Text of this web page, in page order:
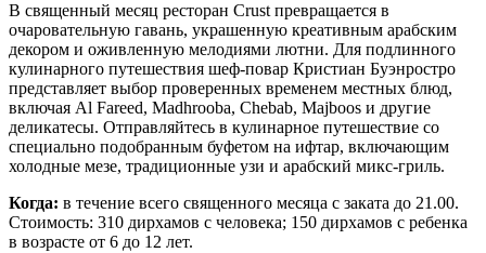
В священный месяц ресторан Crust превращается в
очаровательную гавань, украшенную креативным арабским
декором и оживленную мелодиями лютни. Для подлинного
кулинарного путешествия шеф-повар Кристиан Буэнростро
представляет выбор проверенных временем местных блюд,
включая Al Fareed, Madhrooba, Chebab, Majboos и другие
деликатесы. Отправляйтесь в кулинарное путешествие со
специально подобранным буфетом на ифтар, включающим
холодные мезе, традиционные узи и арабский микс-гриль.
Когда: в течение всего священного месяца с заката до 21.00.
Стоимость: 310 дирхамов с человека; 150 дирхамов с ребенка
в возрасте от 6 до 12 лет.